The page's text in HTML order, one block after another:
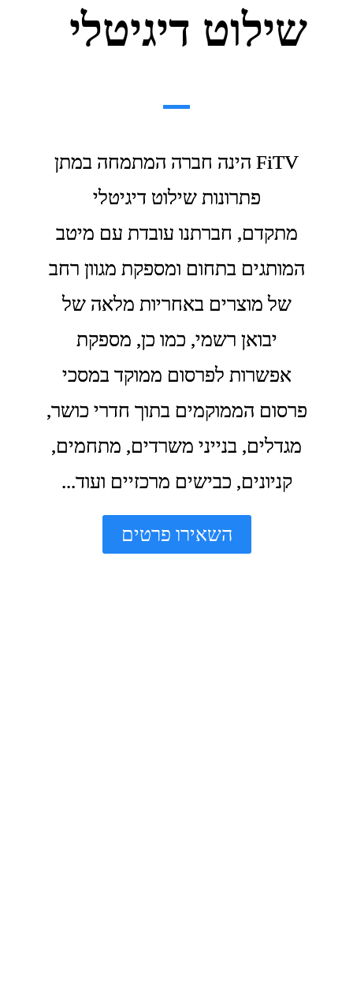
שילוט דיגיטלי
FiTV הינה חברה המתמחה במתן
פתרונות שילוט דיגיטלי
מתקדם, חברתנו עובדת עם מיטב
המותגים בתחום ומספקת מגוון רחב
של מוצרים באחריות מלאה של
יבואן רשמי, כמו כן, מספקת
אפשרות לפרסום ממוקד במסכי
פרסום הממוקמים בתוך חדרי כושר,
מגדלים, בנייני משרדים, מתחמים,
קניונים, כבישים מרכזיים ועוד...
השאירו פרטים